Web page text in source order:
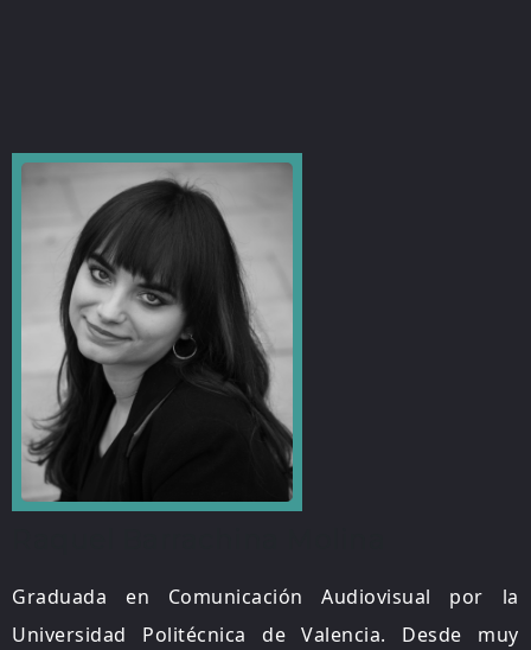
Graduada en Comunicación Audiovisual por la
Universidad Politécnica de Valencia. Desde muy